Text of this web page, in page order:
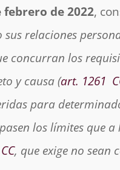
febrero de 2022,
sus relaciones
concurran los
y causa (art. 1261
para
los límites que
CC, que exige no